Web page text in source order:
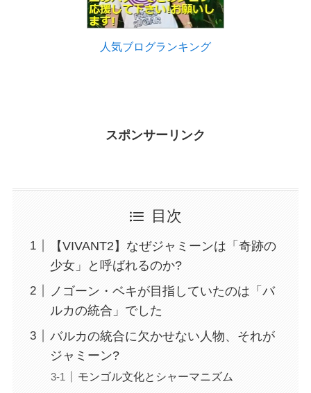
人気ブログランキング
スポンサーリンク
目次
【VIVANT2】なぜジャミーンは「奇跡の
少女」と呼ばれるのか?
ノゴーン・ベキが目指していたのは「バ
ルカの統合」でした
バルカの統合に欠かせない人物、それが
ジャミーン?
モンゴル文化とシャーマニズム